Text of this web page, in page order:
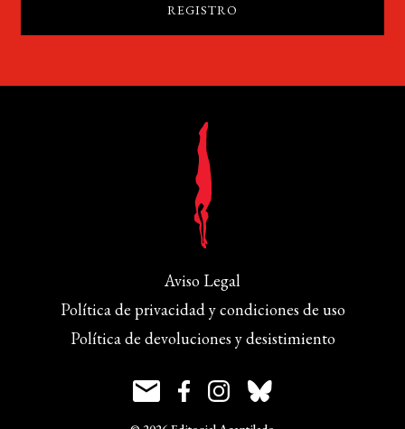
Aviso Legal
Política de privacidad y condiciones de uso
Política de devoluciones y desistimiento